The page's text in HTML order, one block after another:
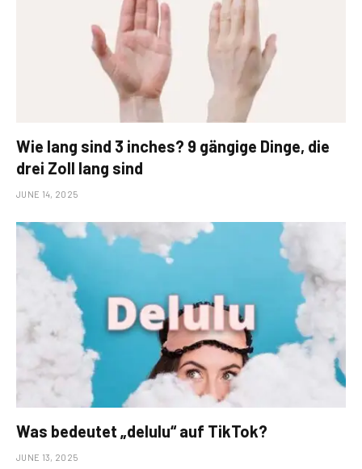
Wie lang sind 3 inches? 9 gängige Dinge, die
drei Zoll lang sind
JUNE 14, 2025
Was bedeutet „delulu“ auf TikTok?
JUNE 13, 2025